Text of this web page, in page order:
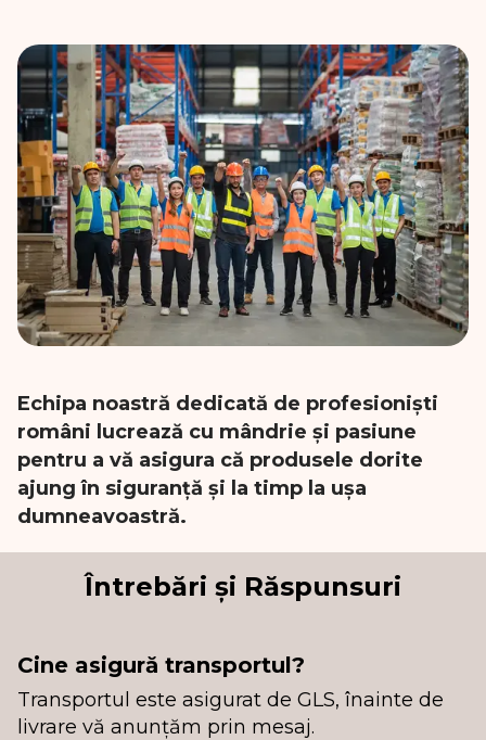
Echipa noastră dedicată de profesioniști
români lucrează cu mândrie și pasiune
pentru a vă asigura că produsele dorite
ajung în siguranță și la timp la ușa
dumneavoastră.
Întrebări și Răspunsuri
Cine asigură transportul?
Transportul este asigurat de GLS, înainte de
livrare vă anunțăm prin mesaj.